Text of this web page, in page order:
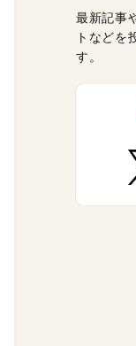
最新記事
トなどを
す。